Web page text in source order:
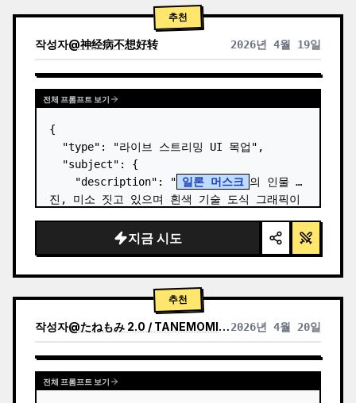
추천
작성자@神经病不想好转 2026년 4월 19일
전체 프롬프트 보기
{
  "type": "라이브 스트리밍 UI 목업",
  "subject": {
    "description": "
일론 머스크 의 인물 사
진, 미소 짓고 있으며 흰색 기술 도식 그래픽이
    "background": "왼쪽에는 '
SPACEX ' 텍
스트가 있는 화면,…
지금 시도
추천
작성자@たねもみ 2.0 / TANEMOMI VER2.0 2026년 4월 20일
전체 프롬프트 보기